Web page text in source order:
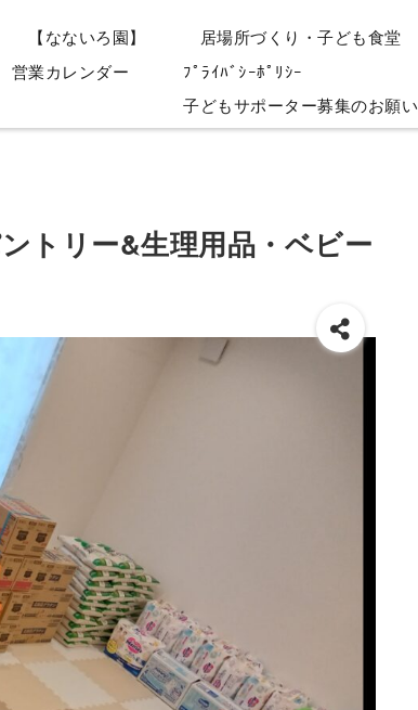
【なないろ園】
居場所づくり・子ども食堂
営業カレンダー
ﾌﾟﾗｲﾊﾞｼｰﾎﾟﾘｼｰ
子どもサポーター募集のお願い
トリー&生理用品・ベビー